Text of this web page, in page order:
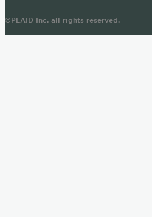
©PLAID Inc. all rights reserved.